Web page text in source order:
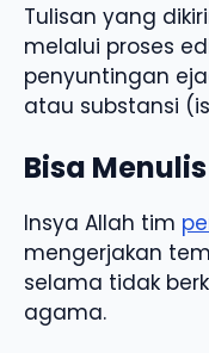
Tulisan yang
melalui proses
penyuntingan
atau substansi
Bisa
Insya Allah tim
mengerjakan
selama tidak
agama.